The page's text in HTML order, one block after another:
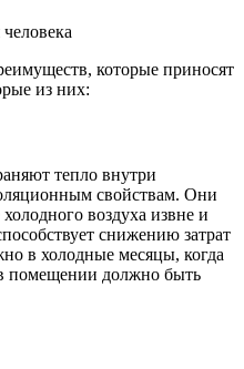
которые приносят
из них:
тепло внутри
свойствам. Они
воздуха извне и
снижению затрат
в холодные месяцы, когда
в помещении должно быть